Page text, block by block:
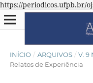
https://periodicos.ufpb.br/
INÍCIO / ARQUIVOS / V. 9
Relatos de Experiência